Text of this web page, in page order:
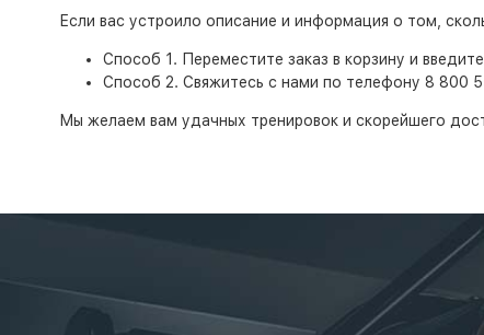
Если вас устроило описание и информация о том,
Способ 1. Переместите заказ в корзину и
Способ 2. Свяжитесь с нами по телефону 8 800
Мы желаем вам удачных тренировок и скорейшего